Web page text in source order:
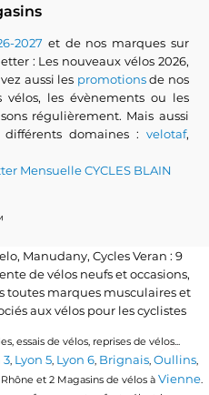
2027 et de nos marques sur
: Les nouveaux vélos 2026,
aussi les promotionsde nos
vélos, les évènements ou les
régulièrement. Mais aussi
différents domaines : velotaf,
Mensuelle CYCLES BLAIN
Manudany, Cycles Veran : 9
de vélos neufs et occasions,
toutes marques musculaires et
aux vélos pour les cyclistes
essais de vélos, reprises de vélos...
3, Lyon 5, Lyon 6, Brignais, Oullins,
et 2 Magasins de vélos à Vienne.